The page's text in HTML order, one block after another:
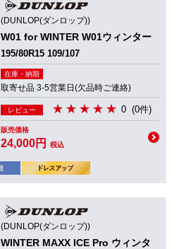
(DUNLOP(ダンロップ))
W01 for WINTER W01ウィンター
195/80R15 109/107
在庫・納期
取寄せ品 3-5営業日(欠品時ご連絡)
レビュー 0 (0件)
販売価格
24,000円 税込
(DUNLOP(ダンロップ))
WINTER MAXX ICE Pro ウィンタ